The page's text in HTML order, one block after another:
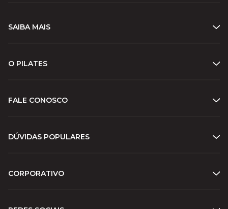
SAIBA MAIS
O PILATES
FALE CONOSCO
DÚVIDAS POPULARES
CORPORATIVO